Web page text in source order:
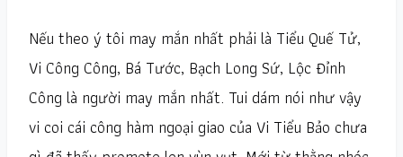
Nếu theo ý tôi may mắn nhất phải là Tiểu Quế Tử,
Vi Công Công, Bá Tước, Bạch Long Sứ, Lộc Đỉnh
Công là người may mắn nhất. Tui dám nói như vậy
vi coi cái công hàm ngoại giao của Vi Tiểu Bảo chưa